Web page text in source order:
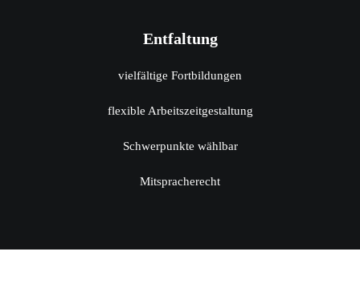
Entfaltung
vielfältige Fortbildungen
flexible Arbeitszeitgestaltung
Schwerpunkte wählbar
Mitspracherecht